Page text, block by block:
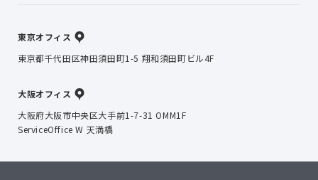
東京オフィス
東京都千代田区神田須田町1-5 翔和須田町ビル4F
大阪オフィス
大阪府大阪市中央区大手前1-7-31 OMM1F
ServiceOffice W 天満橋